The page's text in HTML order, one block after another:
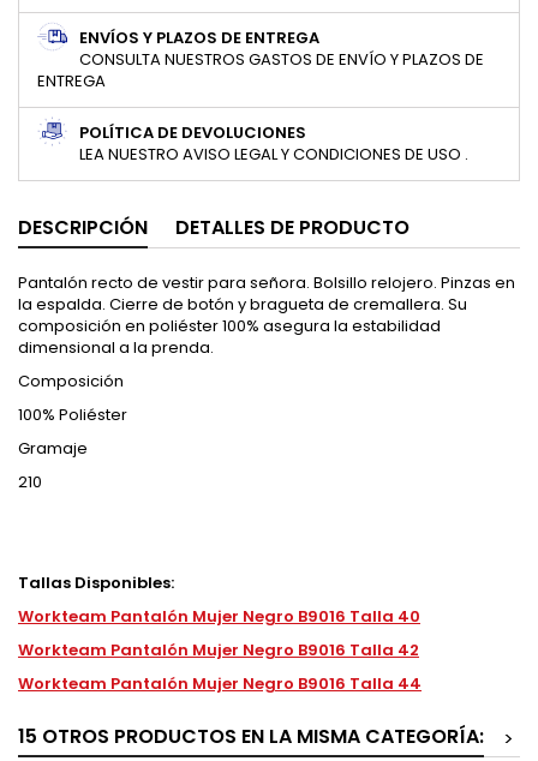
ENVÍOS Y PLAZOS DE ENTREGA
CONSULTA NUESTROS GASTOS DE ENVÍO Y PLAZOS DE
ENTREGA
POLÍTICA DE DEVOLUCIONES
LEA NUESTRO AVISO LEGAL Y CONDICIONES DE USO .
DESCRIPCIÓN DETALLES DE PRODUCTO
Pantalón recto de vestir para señora. Bolsillo relojero. Pinzas en
la espalda. Cierre de botón y bragueta de cremallera. Su
composición en poliéster 100% asegura la estabilidad
dimensional a la prenda.
Composición
100% Poliéster
Gramaje
210
Tallas Disponibles:
Workteam Pantalón Mujer Negro B9016 Talla 40
Workteam Pantalón Mujer Negro B9016 Talla 42
Workteam Pantalón Mujer Negro B9016 Talla 44
15 OTROS PRODUCTOS EN LA MISMA CATEGORÍA:
>